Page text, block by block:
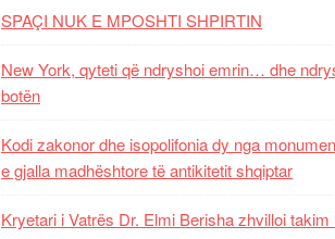
SPAÇI NUK E MPOSHTI SHPIRTIN
New York, qyteti që ndryshoi emrin… dhe
botën
Kodi zakonor dhe isopolifonia dy nga
e gjalla madhështore të antikitetit shqiptar
Kryetari i Vatrës Dr. Elmi Berisha zhvilloi takim